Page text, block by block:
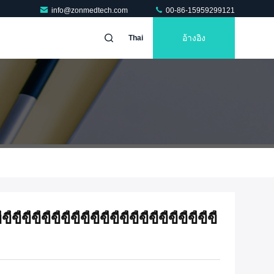
info@zonmedtech.com 00-86-15959299121
Thai อ้างอิง
ขี้ขี้ขี้ขี้ขี้ขี้ขี้ขี้ขี้ขี้ขี้ขี้ขี้ขี้ขี้ขี้ขี้ขี้ขี้ขี้ขี้ขี้